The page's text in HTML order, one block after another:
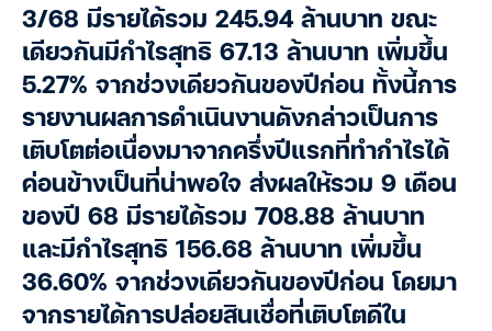
3/68 มีรายได้รวม 245.94 ล้านบาท ขณะ
เดียวกันมีกำไรสุทธิ 67.13 ล้านบาท เพิ่มขึ้น
5.27% จากช่วงเดียวกันของปีก่อน ทั้งนี้การ
รายงานผลการดำเนินงานดังกล่าวเป็นการ
เติบโตต่อเนื่องมาจากครึ่งปีแรกที่ทำกำไรได้
ค่อนข้างเป็นที่น่าพอใจ ส่งผลให้รวม 9 เดือน
ของปี 68 มีรายได้รวม 708.88 ล้านบาท
และมีกำไรสุทธิ 156.68 ล้านบาท เพิ่มขึ้น
36.60% จากช่วงเดียวกันของปีก่อน โดยมา
จากรายได้การปล่อยสินเชื่อที่เติบโตดีใน